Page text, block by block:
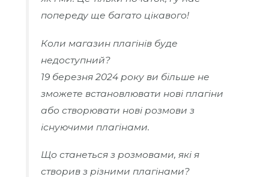
попереду ще багато цікавого!
Коли магазин плагінів буде
недоступний?
19 березня 2024 року ви більше не
зможете встановлювати нові плагіни
або створювати нові розмови з
існуючими плагінами.
Що станеться з розмовами, які я
створив з різними плагінами?